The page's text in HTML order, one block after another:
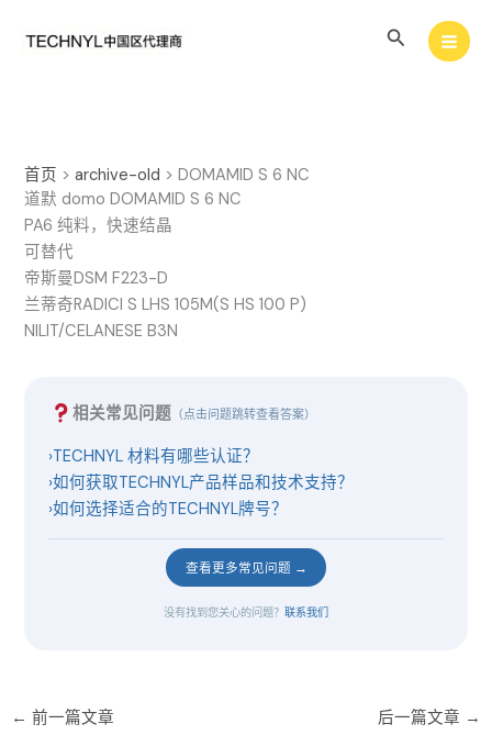
搜
首页 >archive-old >DOMAMID S 6 NC
道默 domo DOMAMID S 6 NC
PA6 纯料，快速结晶
可替代
帝斯曼DSM F223-D
兰蒂奇RADICI S LHS 105M(S HS 100 P)
NILIT/CELANESE B3N
相关常见问题（点击问题跳转查看答案）
›TECHNYL 材料有哪些认证？
›如何获取TECHNYL产品样品和技术支持？
›如何选择适合的TECHNYL牌号？
查看更多常见问题 →
没有找到您关心的问题？ 联系我们
← 前一篇文章 后一篇文章 →